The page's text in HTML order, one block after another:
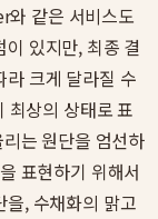
같은 서비스도
있지만, 최종 결
크게 달라질 수
최상의 상태로 표
는 원단을 엄선하
표현하기 위해서
, 수채화의 맑고